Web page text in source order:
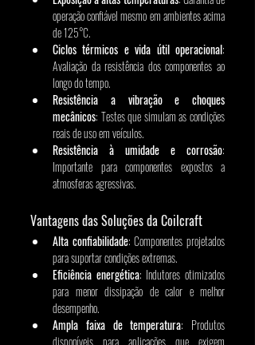
operação confiável mesmo em ambientes acima
de 125°C.
Ciclos térmicos e vida útil operacional:
Avaliação da resistência dos componentes ao
longo do tempo.
Resistência a vibração e choques
mecânicos: Testes que simulam as condições
reais de uso em veículos.
Resistência à umidade e corrosão:
Importante para componentes expostos a
atmosferas agressivas.
Vantagens das Soluções da Coilcraft
Alta confiabilidade: Componentes projetados
para suportar condições extremas.
Eficiência energética: Indutores otimizados
para menor dissipação de calor e melhor
desempenho.
Ampla faixa de temperatura: Produtos
disponíveis para aplicações que exigem